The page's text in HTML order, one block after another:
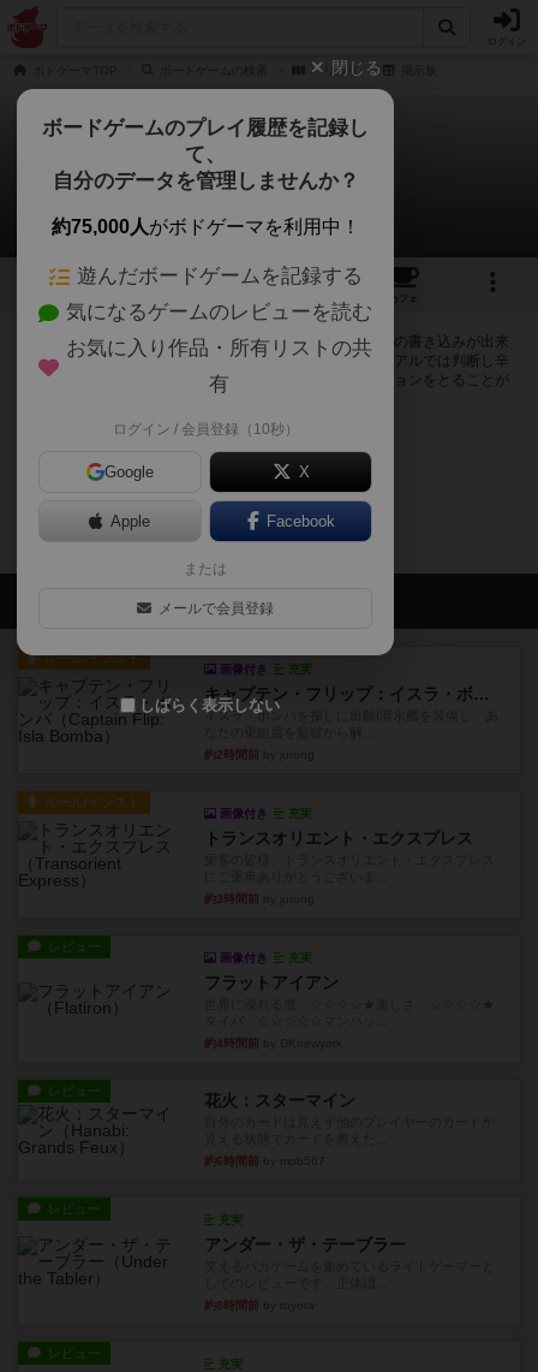
ログイン
ハリガリ
ハリガリ
0件の掲示板
8 5 13
カフェ
ログインするとハリガリに関する掲示板の作成やコメントの書き込みが出来
るようになります。ルールの疑問やエラッタ情報、マニュアルでは判断し辛
い曖昧な表記等について会員同士で自由にコミュニケーションをとることが
ログイン/無料会員登録
ハリガリのトップに戻る
会員の新しい投稿
ルール/インスト
画像付き 充実
キャプテン・フリップ：イスラ・ボンバ
イスラ・ボンバを探しに出航!潜水艦を装備し、あ
約2時間前
ルール/インスト
画像付き 充実
トランスオリエント・エクスプレス
約3時間前
レビュー
画像付き 充実
フラットアイアン
約4時間前 by DKnewyork
レビュー 花火：スターマイン
約6時間前 by mob567
レビュー
充実
アンダー・ザ・テーブラー
約8時間前
レビュー
充実
閉じる
ボードゲームのプレイ履歴を記録し
て、
自分のデータを管理しませんか？
約75,000人がボドゲーマを利用中！
遊んだボードゲームを記録する
気になるゲームのレビューを読む
お気に入り作品・所有リストの共
有
ログイン / 会員登録（10秒）
Google X
Apple Facebook
または
メールで会員登録
しばらく表示しない